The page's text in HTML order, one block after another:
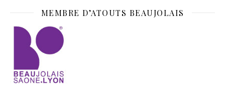
MEMBRE D’ATOUTS BEAUJOLAIS